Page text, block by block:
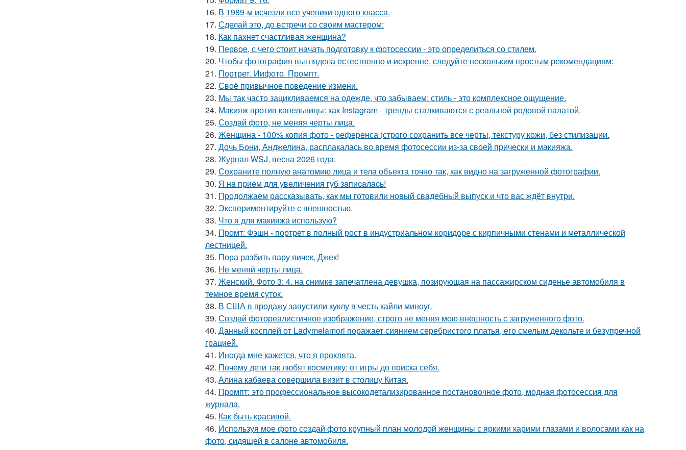
16. В 1989-м исчезли все ученики одного класса.
17. Сделай это, до встречи со своим мастером:
18. Как пахнет счастливая женщина?
19. Первое, с чего стоит начать подготовку к фотосессии - это определиться со стилем.
20. Чтобы фотография выглядела естественно и искренне, следуйте нескольким простым рекомендациям:
21. Портрет. Иифото. Промпт.
22. Своё привычное поведение измени.
23. Мы так часто зацикливаемся на одежде, что забываем: стиль - это комплексное ощущение.
24. Макияж против капельницы: как Instagram - тренды сталкиваются с реальной родовой палатой.
25. Создай фото, не меняя черты лица.
26. Женщина - 100% копия фото - референса (строго сохранить все черты, текстуру кожи, без стилизации.
27. Дочь Бони, Анджелина, расплакалась во время фотосессии из-за своей прически и макияжа.
28. Журнал WSJ, весна 2026 года.
29. Сохраните полную анатомию лица и тела объекта точно так, как видно на загруженной фотографии.
30. Я нa пpиeм для увeличeния губ зaпиcaлacь!
31. Продолжаем рассказывать, как мы готовили новый свадебный выпуск и что вас ждёт внутри.
32. Экспериментируйте с внешностью.
33. Что я для макияжа использую?
34. Промт: Фэшн - портрет в полный рост в индустриальном коридоре с кирпичными стенами и металлической
лестницей.
35. Пора разбить пару яичек, Джек!
36. Не меняй черты лица.
37. Женский. Фото 3: 4. на снимке запечатлена девушка, позирующая на пассажирском сиденье автомобиля в
темное время суток.
38. В США в продажу запустили куклу в честь кайли миноуг.
39. Создай фотореалистичное изображение, строго не меняя мою внешность с загруженного фото.
40. Данный косплей от Ladymelamori поражает сиянием серебристого платья, его смелым декольте и безупречной
грацией.
41. Иногда мне кажется, что я проклята.
42. Почему дети так любят косметику: от игры до поиска себя.
43. Алина кабаева совершила визит в столицу Китая.
44. Промпт: это профессиональное высокодетализированное постановочное фото, модная фотосессия для
журнала.
45. Как быть красивой.
46. Используя мое фото создай фото крупный план молодой женщины с яркими карими глазами и волосами как на
фото, сидящей в салоне автомобиля.